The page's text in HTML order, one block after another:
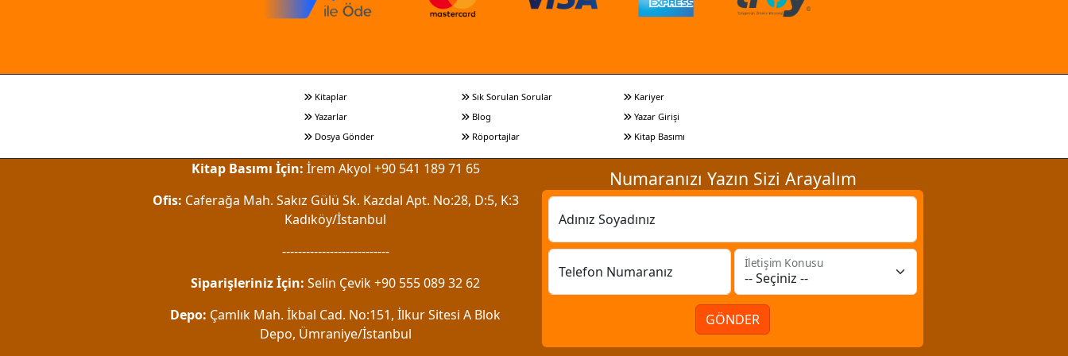
Kitaplar
Yazarlar
Dosya Gönder
Sık Sorulan Sorular
Blog
Röportajlar
Kariyer
Yazar Girişi
Kitap Basımı
Kitap Basımı İçin: İrem Akyol +90 541 189 71 65
Ofis: Caferağa Mah. Sakız Gülü Sk. Kazdal Apt. No:28, D:5, K:3
Kadıköy/İstanbul
---------------------------
Siparişleriniz İçin: Selin Çevik +90 555 089 32 62
Depo: Çamlık Mah. İkbal Cad. No:151, İlkur Sitesi A Blok
Depo, Ümraniye/İstanbul
Numaranızı Yazın Sizi Arayalım
Adınız Soyadınız
Telefon Numaranız
İletişim Konusu
GÖNDER